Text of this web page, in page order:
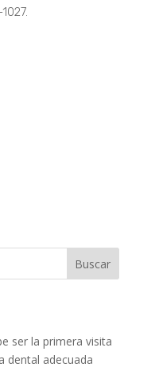
Buscar
ser la primera visita
dental adecuada